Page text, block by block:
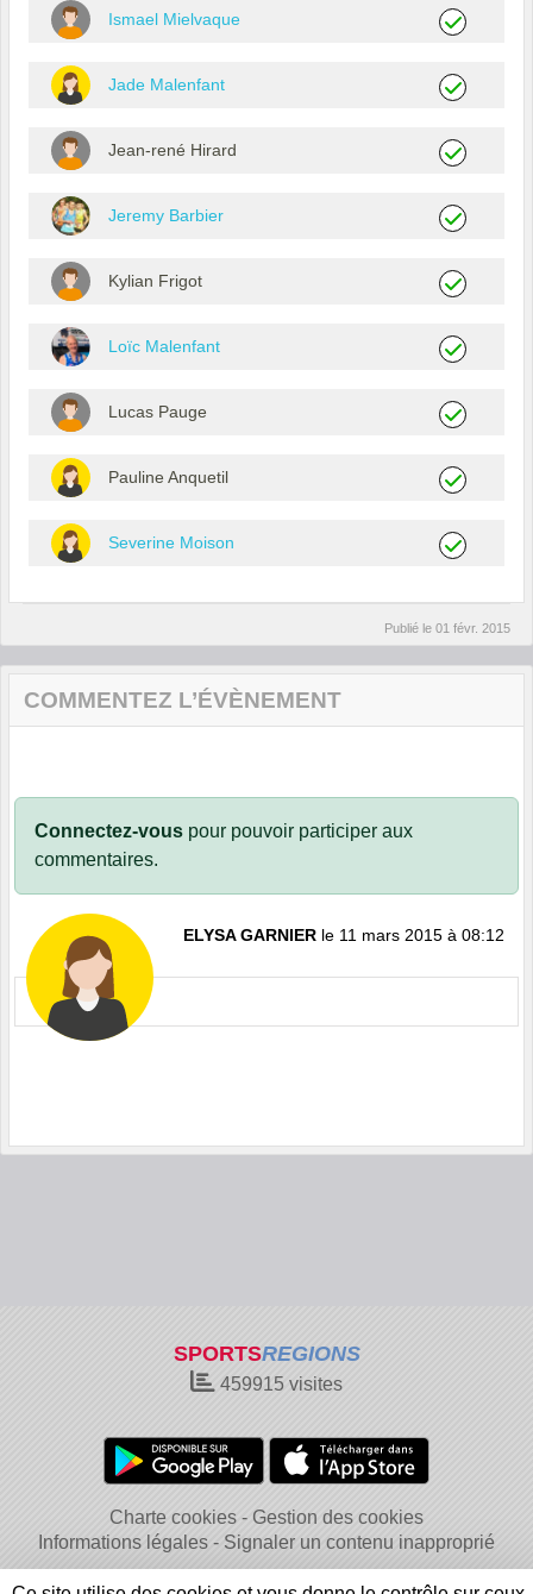
Ismael Mielvaque
Jade Malenfant
Jean-rené Hirard
Jeremy Barbier
Kylian Frigot
Loïc Malenfant
Lucas Pauge
Pauline Anquetil
Severine Moison
Publié le 01 févr. 2015
COMMENTEZ L’ÉVÈNEMENT
Connectez-vous pour pouvoir participer aux
commentaires.
ELYSA GARNIER le 11 mars 2015 à 08:12
SPORTSREGIONS
459915 visites
Charte cookies
Gestion des cookies
Informations légales
Signaler un contenu inapproprié